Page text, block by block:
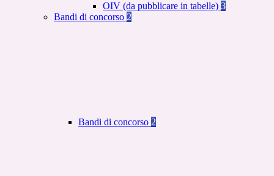
OIV (da pubblicare in tabelle) 3
Bandi di concorso 2
Bandi di concorso 2